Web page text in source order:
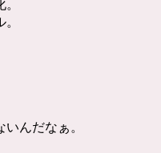
んだなぁ。